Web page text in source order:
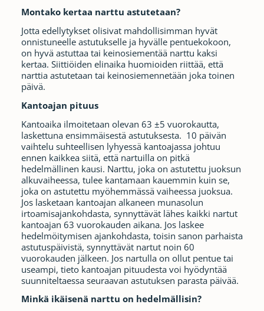
Montako kertaa narttu astutetaan?
Jotta edellytykset olisivat mahdollisimman hyvät
onnistuneelle astutukselle ja hyvälle pentuekokoon,
on hyvä astuttaa tai keinosiementää narttu kaksi
kertaa. Siittiöiden elinaika huomioiden riittää, että
narttia astutetaan tai keinosiemennetään joka toinen
päivä.
Kantoajan pituus
Kantoaika ilmoitetaan olevan 63 ±5 vuorokautta,
laskettuna ensimmäisestä astutuksesta. 10 päivän
vaihtelu suhteellisen lyhyessä kantoajassa johtuu
ennen kaikkea siitä, että nartuilla on pitkä
hedelmällinen kausi. Narttu, joka on astutettu juoksun
alkuvaiheessa, tulee kantamaan kauemmin kuin se,
joka on astutettu myöhemmässä vaiheessa juoksua.
Jos lasketaan kantoajan alkaneen munasolun
irtoamisajankohdasta, synnyttävät lähes kaikki nartut
kantoajan 63 vuorokauden aikana. Jos laskee
hedelmöitymisen ajankohdasta, toisin sanon parhaista
astutuspäivistä, synnyttävät nartut noin 60
vuorokauden jälkeen. Jos nartulla on ollut pentue tai
useampi, tieto kantoajan pituudesta voi hyödyntää
suunniteltaessa seuraavan astutuksen parasta päivää.
Minkä ikäisenä narttu on hedelmällisin?